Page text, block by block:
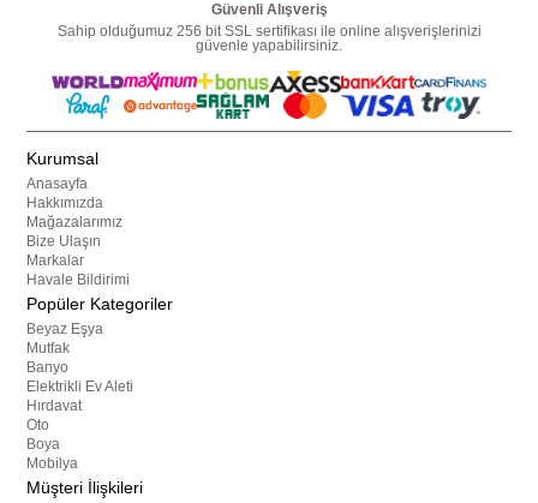
Güvenli Alışveriş
Sahip olduğumuz 256 bit SSL sertifikası ile online alışverişlerinizi
güvenle yapabilirsiniz.
Kurumsal
Anasayfa
Hakkımızda
Mağazalarımız
Bize Ulaşın
Markalar
Havale Bildirimi
Popüler Kategoriler
Beyaz Eşya
Mutfak
Banyo
Elektrikli Ev Aleti
Hırdavat
Oto
Boya
Mobilya
Müşteri İlişkileri